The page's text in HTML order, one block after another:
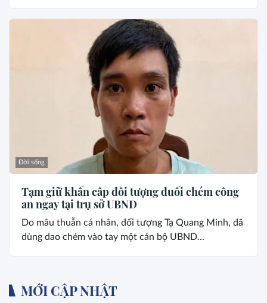
Đời sống
Tạm giữ khẩn cấp đối tượng đuổi chém công
an ngay tại trụ sở UBND
Do mâu thuẫn cá nhân, đối tượng Tạ Quang Minh, đã
dùng dao chém vào tay một cán bộ UBND...
MỚI CẬP NHẬT